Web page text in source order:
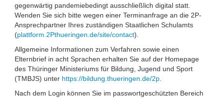
gegenwärtig pandemiebedingt ausschließlich digital statt.
Wenden Sie sich bitte wegen einer Terminanfrage an die 2P-
Ansprechpartner Ihres zuständigen Staatlichen Schulamts
(plattform.2Pthueringen.de/site/contact).
Allgemeine Informationen zum Verfahren sowie einen
Elternbrief in acht Sprachen erhalten Sie auf der Homepage
des Thüringer Ministeriums für Bildung, Jugend und Sport
(TMBJS) unter https://bildung.thueringen.de/2p
Nach dem Login können Sie im passwortgeschützten Bereich